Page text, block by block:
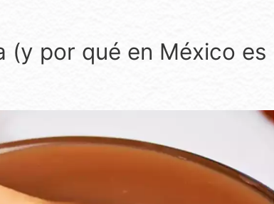
(y por qué en México es